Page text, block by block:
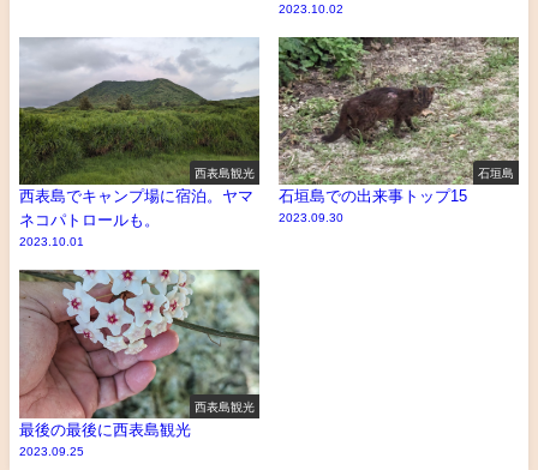
2023.10.02
西表島観光
西表島でキャンプ場に宿泊。ヤマ
ネコパトロールも。
2023.10.01
石垣島
石垣島での出来事トップ15
2023.09.30
西表島観光
最後の最後に西表島観光
2023.09.25